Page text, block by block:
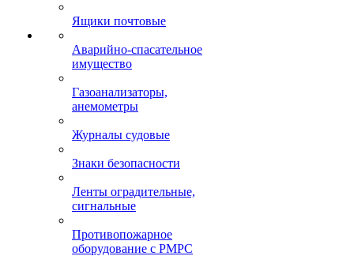
Ящики почтовые
Аварийно-спасательное
имущество
Газоанализаторы,
анемометры
Журналы судовые
Знаки безопасности
Ленты оградительные,
сигнальные
Противопожарное
оборудование с РМРС